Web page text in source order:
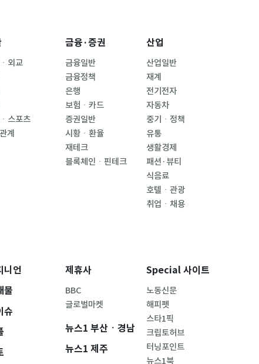
외교
스포츠
계
금융·증권
금융일반
금융정책
은행
보험ㆍ카드
증권일반
시황ㆍ환율
재테크
블록체인ㆍ핀테크
산업
산업일반
재계
전기전자
자동차
중기ㆍ정책
유통
생활경제
패션·뷰티
식음료
호텔ㆍ관광
취업ㆍ채용
니언
물
슈
제휴사
BBC
글로벌마켓
뉴스1 부산ㆍ경남
뉴스1 제주
Special 사이트
노동신문
해피펫
스타1픽
크립토허브
터닝포인트
뉴스1북